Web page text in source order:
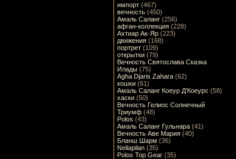
импорт(467)
вечность(450)
Амаль Саланг(256)
афган-коллекция(228)
Ахтиар Ак-Яр(223)
движения(168)
портрет(109)
открытки(79)
Вечность Святослава Сказка
Илады(75)
Agha Djaris Zahara(62)
кошки(61)
Амаль Саланг Коеур Д'Коеурс (58)
хаски(50)
Вечность Гелиос Солнечный
Триумф(48)
Polos (43)
Амаль Саланг Гульнара(41)
Вечность Аве Мария(40)
Бланш Шарм (36)
Neliapilan(35)
Polos Top Gear(35)